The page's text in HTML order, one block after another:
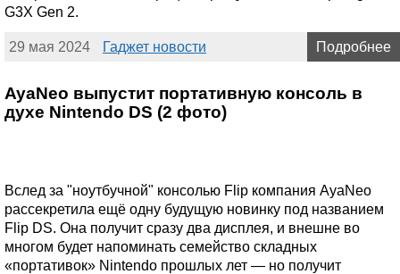
G3X Gen 2.
29 мая 2024 Гаджет новости Подробнее
AyaNeo выпустит портативную консоль в
духе Nintendo DS (2 фото)
Вслед за "ноутбучной" консолью Flip компания AyaNeo
рассекретила ещё одну будущую новинку под названием
Flip DS. Она получит сразу два дисплея, и внешне во
многом будет напоминать семейство складных
«портативок» Nintendo прошлых лет — но получит